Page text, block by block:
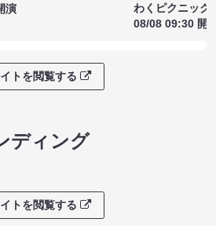
演
わくピクニック
08/08 09:30 開
トを閲覧する
ディング
トを閲覧する